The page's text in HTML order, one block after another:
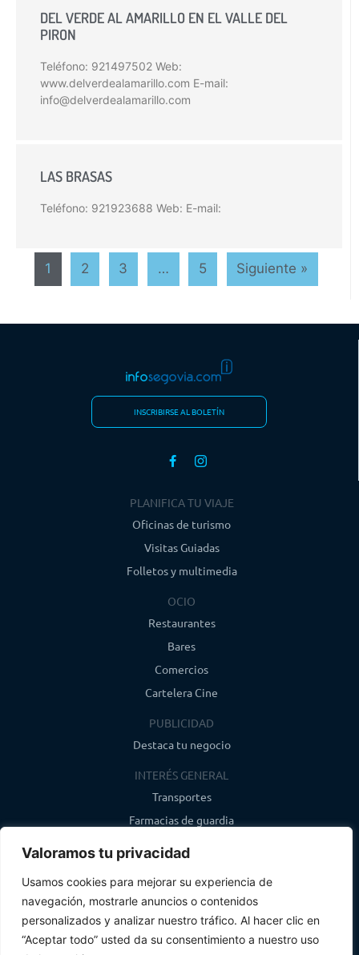
Valoramos tu privacidad
Usamos cookies para mejorar su experiencia de
navegación, mostrarle anuncios o contenidos
personalizados y analizar nuestro tráfico. Al hacer clic en
“Aceptar todo” usted da su consentimiento a nuestro uso
DEL VERDE AL AMARILLO EN EL VALLE DEL
PIRON
Teléfono: 921497502 Web:
www.delverdealamarillo.com E-mail:
info@delverdealamarillo.com
LAS BRASAS
Teléfono: 921923688 Web: E-mail:
1 2 3 … 5 Siguiente »
INSCRIBIRSE AL BOLETÍN
PLANIFICA TU VIAJE
Oficinas de turismo
Visitas Guiadas
Folletos y multimedia
OCIO
Restaurantes
Bares
Comercios
Cartelera Cine
PUBLICIDAD
Destaca tu negocio
INTERÉS GENERAL
Transportes
Farmacias de guardia
CONTACTO
info@infosegovia.com